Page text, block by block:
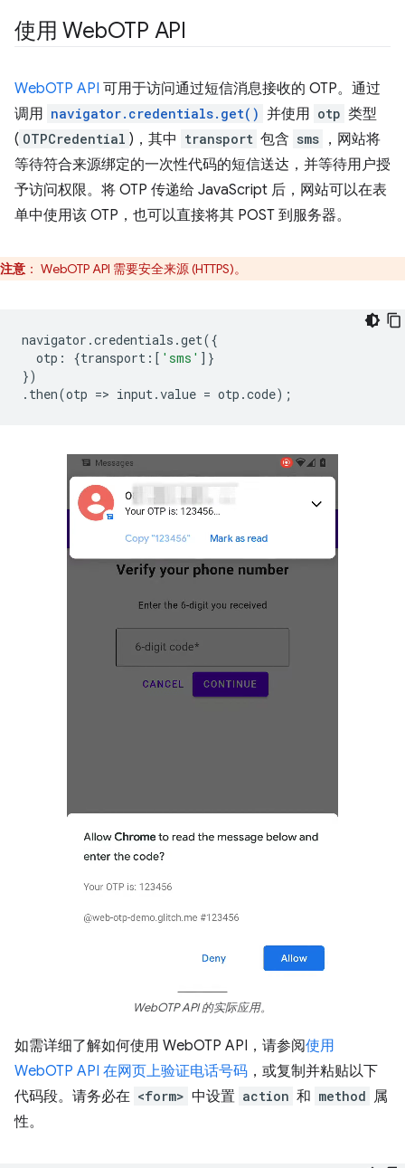
使用 WebOTP API
WebOTP API 可用于访问通过短信消息接收的 OTP。通过
调用 navigator.credentials.get() 并使用 otp 类型
( OTPCredential )，其中 transport 包含 sms ，网站将
等待符合来源绑定的一次性代码的短信送达，并等待用户授
予访问权限。将 OTP 传递给 JavaScript 后，网站可以在表
单中使用该 OTP，也可以直接将其 POST 到服务器。
注意 ： WebOTP API 需要安全来源 (HTTPS)。
navigator .credentials .get({
otp : {transport : [ 'sms' ]}
})
. then(otp => input.value = otp .code);
WebOTP API 的实际应用。
如需详细了解如何使用 WebOTP API，请参阅使用
WebOTP API 在网页上验证电话号码 ，或复制并粘贴以下
代码段。请务必在 <form> 中设置 action 和 method 属
性。